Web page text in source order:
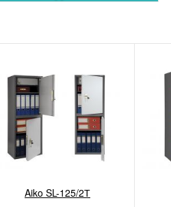
Aiko SL-125/2Т